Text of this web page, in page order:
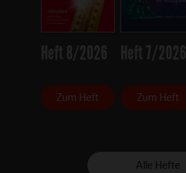
Heft 8/2026
Zum Heft
Heft 7/2026
Zum Heft
Alle Hefte